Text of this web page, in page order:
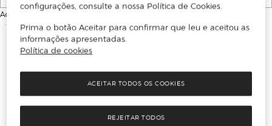
Ao continuar, aceitas as
configurações, consulte a nossa Política de Cookies.
Prima o botão Aceitar para confirmar que leu e aceitou as
informações apresentadas.
Política de cookies
REJEITAR TODOS
ACEITAR TODOS OS COOKIES